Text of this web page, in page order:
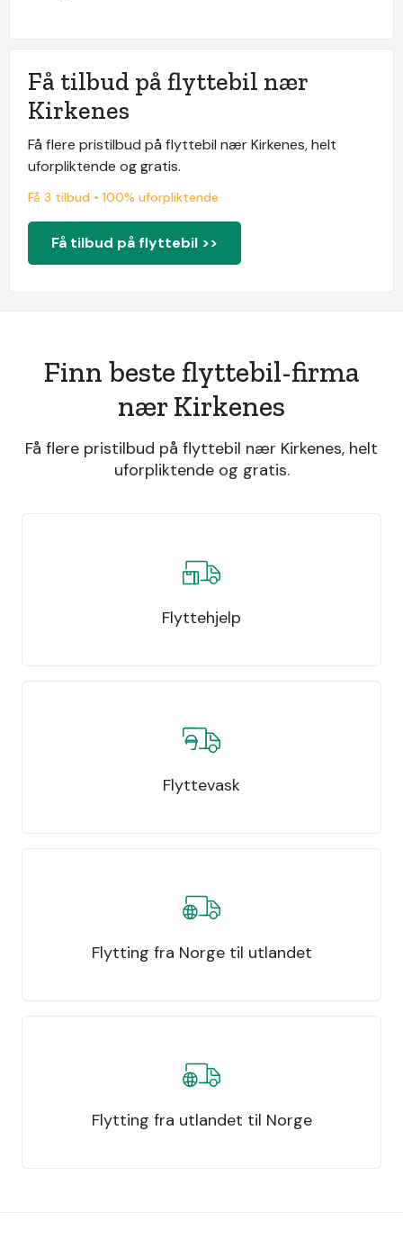
Få tilbud på flyttebil nær
Kirkenes
Få flere pristilbud på flyttebil nær Kirkenes, helt
uforpliktende og gratis.
Få 3 tilbud • 100% uforpliktende
Få tilbud på flyttebil >>
Finn beste flyttebil-firma
nær Kirkenes
Få flere pristilbud på flyttebil nær Kirkenes, helt
uforpliktende og gratis.
Flyttehjelp
Flyttevask
Flytting fra Norge til utlandet
Flytting fra utlandet til Norge